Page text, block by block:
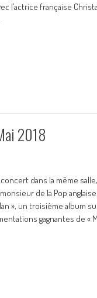
l’actrice française
2018
dans la même
de la Pop
», un troisième album
gagnantes de «